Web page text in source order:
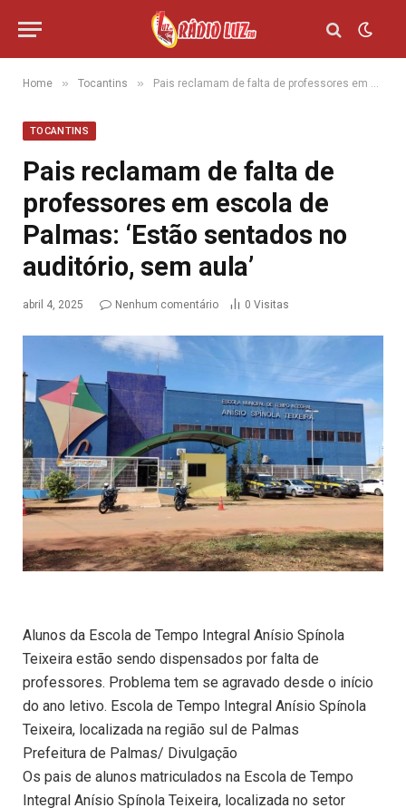
Home » Tocantins » Pais reclamam de falta de professores em escola de Palmas: ‘Estão sentados no auditório, sem aula’
TOCANTINS
Pais reclamam de falta de
professores em escola de
Palmas: ‘Estão sentados no
auditório, sem aula’
abril 4, 2025 Nenhum comentário 0 Visitas
Alunos da Escola de Tempo Integral Anísio Spínola
Teixeira estão sendo dispensados por falta de
professores. Problema tem se agravado desde o início
do ano letivo. Escola de Tempo Integral Anísio Spínola
Teixeira, localizada na região sul de Palmas
Prefeitura de Palmas/ Divulgação
Os pais de alunos matriculados na Escola de Tempo
Integral Anísio Spínola Teixeira, localizada no setor